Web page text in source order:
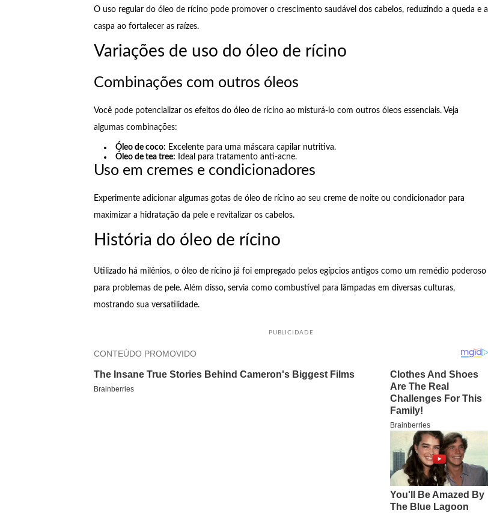
O uso regular do óleo de rícino pode promover o crescimento saudável dos cabelos, reduzindo a queda e a
caspa ao fortalecer as raízes.
Variações de uso do óleo de rícino
Combinações com outros óleos
Você pode potencializar os efeitos do óleo de rícino ao misturá-lo com outros óleos essenciais. Veja
algumas combinações:
Óleo de coco: Excelente para uma máscara capilar nutritiva.
Óleo de tea tree: Ideal para tratamento anti-acne.
Uso em cremes e condicionadores
Experimente adicionar algumas gotas de óleo de rícino ao seu creme de noite ou condicionador para
maximizar a hidratação da pele e revitalizar os cabelos.
História do óleo de rícino
Utilizado há milênios, o óleo de rícino já foi empregado pelos egípcios antigos como um remédio poderoso
para problemas de pele. Além disso, servia como combustível para lâmpadas em diversas culturas,
mostrando sua versatilidade.
PUBLICIDADE